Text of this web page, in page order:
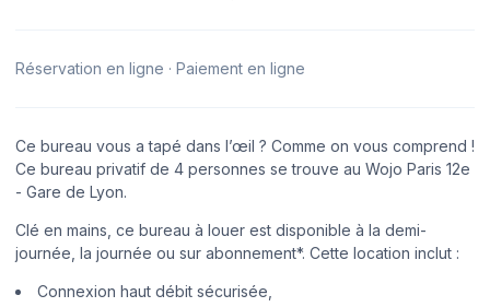
Réservation en ligne · Paiement en ligne
Ce bureau vous a tapé dans l’œil ? Comme on vous comprend !
Ce bureau privatif de 4 personnes se trouve au Wojo Paris 12e
- Gare de Lyon.
Clé en mains, ce bureau à louer est disponible à la demi-
journée, la journée ou sur abonnement*. Cette location inclut :
Connexion haut débit sécurisée,